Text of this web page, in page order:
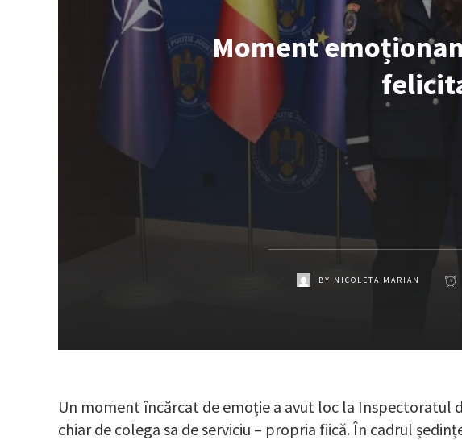
Moment
BY NICOLETA MARIAN
Un moment încărcat de emoție a avut loc la Inspectoratul
chiar de colega sa de serviciu – propria fiică. În cadrul